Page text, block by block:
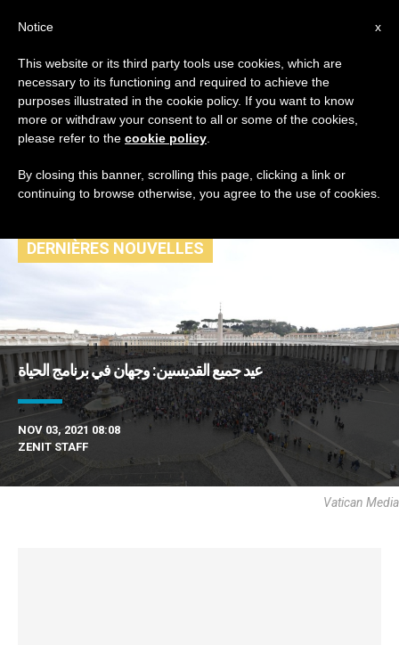
TAG
Posts Tagged ‘برنامج
حياة’
DERNIÈRES NOUVELLES
عيد جميع القديسين: وجهان في برنامج الحياة
NOV 03, 2021 08:08
ZENIT STAFF
Vatican Media
x
Notice
This website or its third party tools use cookies, which are
necessary to its functioning and required to achieve the
purposes illustrated in the cookie policy. If you want to know
more or withdraw your consent to all or some of the cookies,
please refer to the cookie policy
By closing this banner, scrolling this page, clicking a link or
continuing to browse otherwise, you agree to the use of cookies.